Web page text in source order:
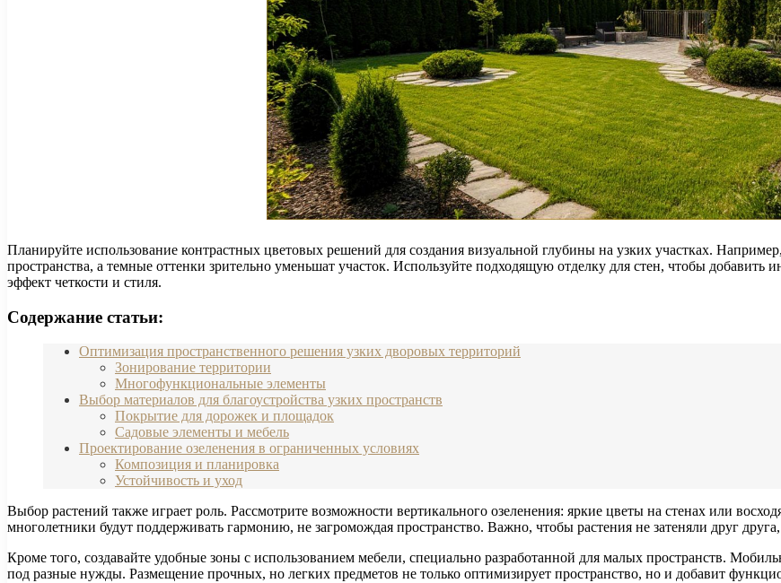
Планируйте использование контрастных цветовых решений для создания визуальной глубины на узких участках.
пространства, а темные оттенки зрительно уменьшат участок. Используйте подходящую отделку для стен, чтобы
эффект четкости и стиля.
Содержание статьи:
Оптимизация пространственного решения узких дворовых территорий
Зонирование территории
Многофункциональные элементы
Выбор материалов для благоустройства узких пространств
Покрытие для дорожек и площадок
Садовые элементы и мебель
Проектирование озеленения в ограниченных условиях
Композиция и планировка
Устойчивость и уход
Выбор растений также играет роль. Рассмотрите возможности вертикального озеленения: яркие цветы на стенах или
многолетники будут поддерживать гармонию, не загромождая пространство. Важно, чтобы растения не затеняли друг
Кроме того, создавайте удобные зоны с использованием мебели, специально разработанной для малых пространств.
под разные нужды. Размещение прочных, но легких предметов не только оптимизирует пространство, но и добавит